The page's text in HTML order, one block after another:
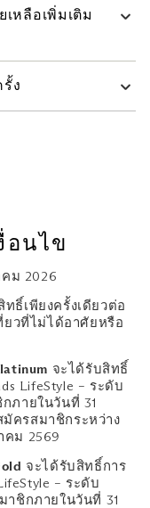
ายภายใน 12 เดือน
องคุณจะถูกปรับลด
หรือตั้งแต่วันที่สมัคร
ก เพื่อรักษาสถานะ
ป็น 12 เดือนของสิทธิ
ายภายใน 3 เดือน
องคุณจะถูกปรับลด
โดยพิจารณาจากยอด
รือตั้งแต่วันที่สมัคร
ตัวตนเมื่อคุณใช้
าร
หลือเพิ่มเติม
ชั่วโมงที่หมายเลข
ง
อนไข
ม 2026
ธิ์เพียงครั้งเดียวต่อ
ยวที่ไม่ได้อาศัยหรือ
จะได้รับสิทธิ์
LifeStyle – ระดับ
ภายในวันที่ 31
ครสมาชิกระหว่าง
คม 2569
จะได้รับสิทธิ์การ
– ระดับ
าชิกภายในวันที่ 31